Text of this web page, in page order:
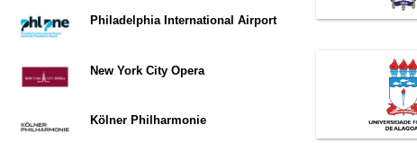
Philadelphia International Airport
New York City Opera
Kölner Philharmonie